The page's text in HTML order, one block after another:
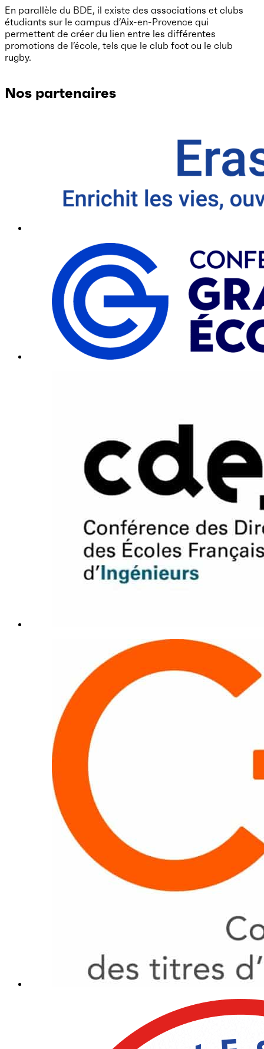
En parallèle du BDE, il existe des associations et clubs
étudiants sur le campus d’Aix-en-Provence qui
permettent de créer du lien entre les différentes
promotions de l’école, tels que le club foot ou le club
rugby.
Nos partenaires